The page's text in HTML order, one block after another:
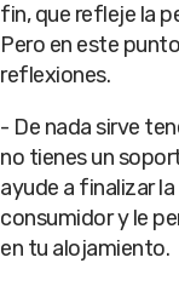
fin, que refleje la
Pero en este
reflexiones.
- De nada sirve
no tienes un
ayude a finalizar
consumidor y le
en tu alojamiento.